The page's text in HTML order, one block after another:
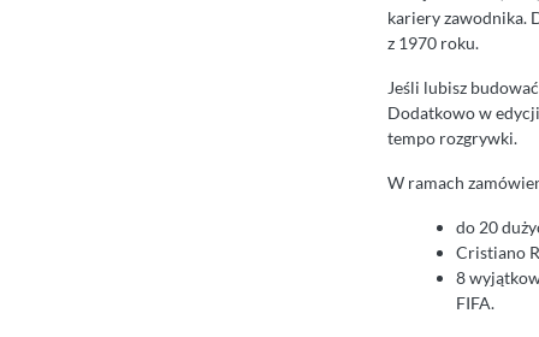
kariery zawodnika.
z 1970 roku.
Jeśli lubisz
Dodatkowo w
tempo rozgrywki.
W ramach
do 20
Cristiano
8
FIFA.